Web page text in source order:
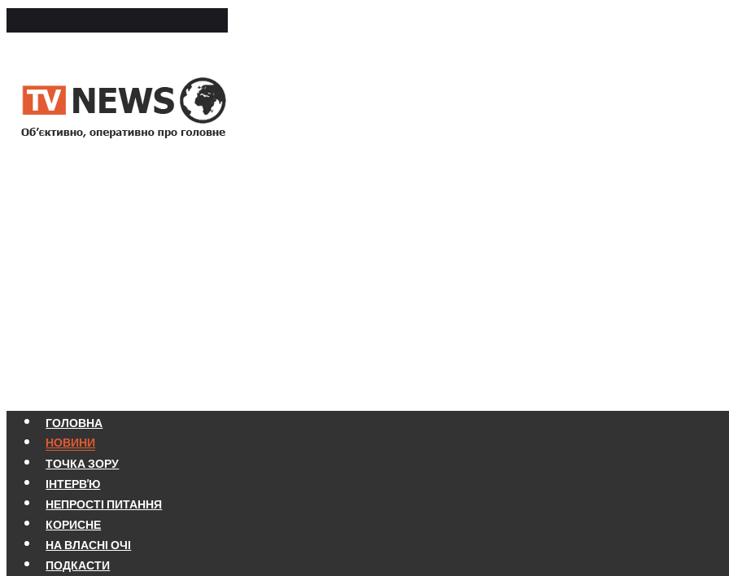
ГОЛОВНА
НОВИНИ
ТОЧКА ЗОРУ
ІНТЕРВ'Ю
НЕПРОСТІ ПИТАННЯ
КОРИСНЕ
НА ВЛАСНІ ОЧІ
ПОДКАСТИ